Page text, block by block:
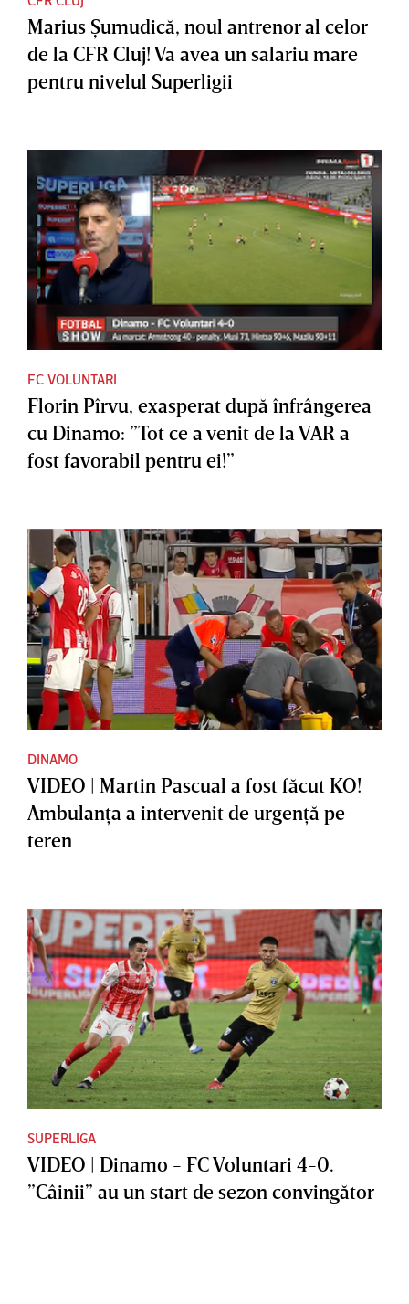
Marius Şumudică, noul antrenor al celor
de la CFR Cluj! Va avea un salariu mare
pentru nivelul Superligii
FC VOLUNTARI
Florin Pîrvu, exasperat după înfrângerea
cu Dinamo: ”Tot ce a venit de la VAR a
fost favorabil pentru ei!”
DINAMO
VIDEO | Martin Pascual a fost făcut KO!
Ambulanţa a intervenit de urgenţă pe
teren
SUPERLIGA
VIDEO | Dinamo - FC Voluntari 4-0.
”Câinii” au un start de sezon convingător